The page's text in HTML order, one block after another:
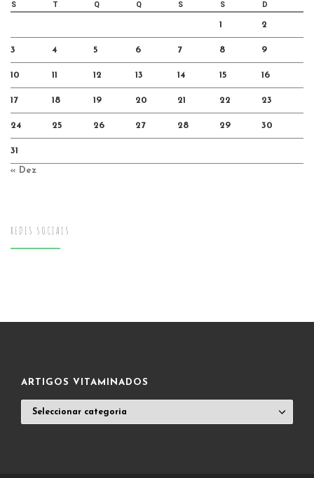
S T Q Q S S D
1 2
3 4 5 6 7 8 9
10 11 12 13 14 15 16
17 18 19 20 21 22 23
24 25 26 27 28 29 30
31
« Dez
REDES SOCIAIS
ARTIGOS VITAMINADOS
VITAMINADOS